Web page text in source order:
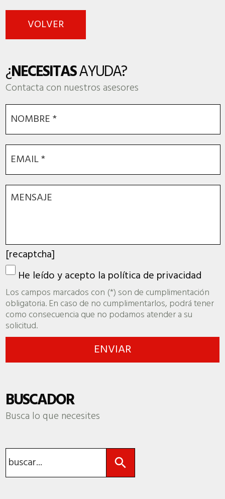
VOLVER
¿NECESITASAYUDA?
Contacta con nuestros asesores
[recaptcha]
He leído y acepto la política de privacidad
Los campos marcados con (*) son de cumplimentación
obligatoria. En caso de no cumplimentarlos, podrá tener
como consecuencia que no podamos atender a su
solicitud.
BUSCADOR
Busca lo que necesites